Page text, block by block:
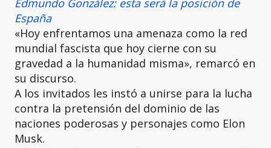
España
«Hoy enfrentamos una amenaza como la red
mundial fascista que hoy cierne con su
gravedad a la humanidad misma», remarcó en
su discurso.
A los invitados les instó a unirse para la lucha
contra la pretensión del dominio de las
naciones poderosas y personajes como Elon
Musk.